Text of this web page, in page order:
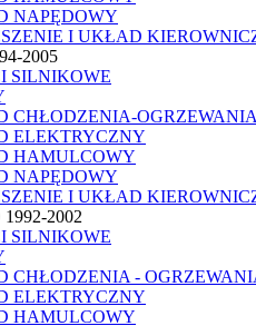
NAPĘDOWY
I UKŁAD
2005
SILNIKOWE
CHŁODZENIA-OGRZEWANIA
ELEKTRYCZNY
HAMULCOWY
NAPĘDOWY
I UKŁAD
2002
SILNIKOWE
CHŁODZENIA -
ELEKTRYCZNY
HAMULCOWY